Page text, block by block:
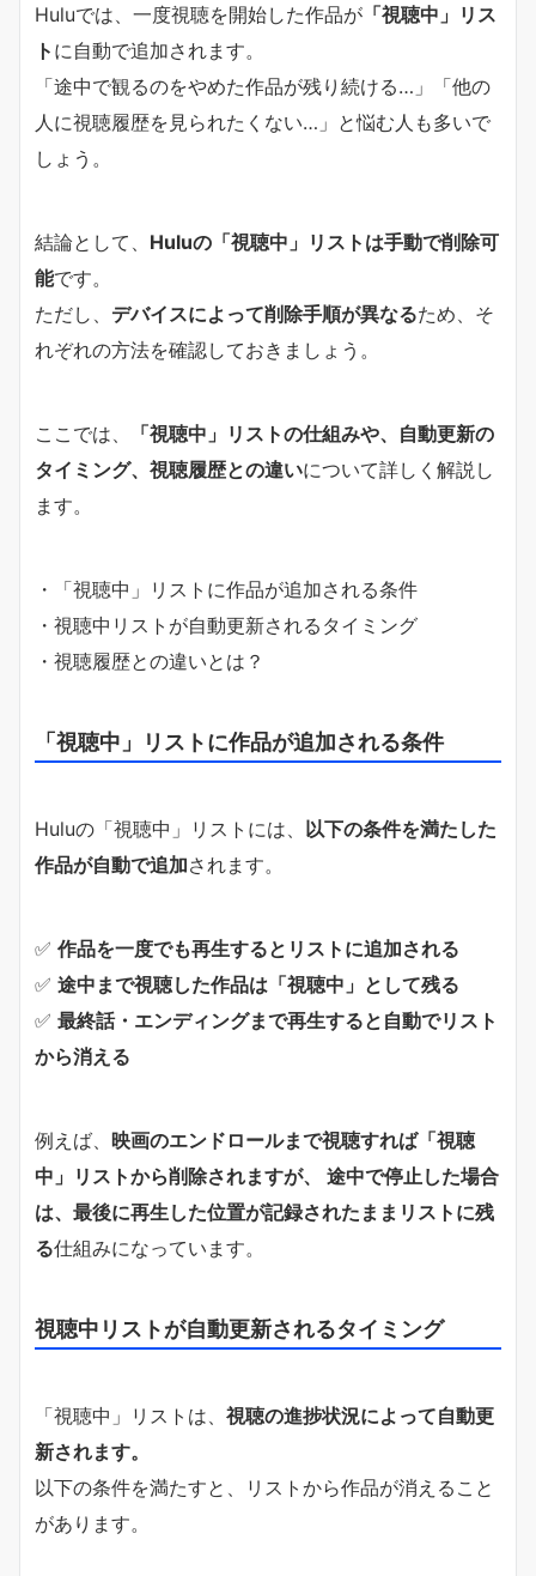
Huluでは、一度視聴を開始した作品が 「視聴中」リス
ト に自動で追加されます。
「途中で観るのをやめた作品が残り続ける…」「他の
人に視聴履歴を見られたくない…」と悩む人も多いで
しょう。
結論として、 Huluの「視聴中」リストは手動で削除可
能です。
ただし、 デバイスによって削除手順が異なるため、そ
れぞれの方法を確認しておきましょう。
ここでは、
「視聴中」リストの仕組みや、自動更新の
タイミング、視聴履歴との違いについて詳しく解説し
ます。
・「視聴中」リストに作品が追加される条件
・視聴中リストが自動更新されるタイミング
・視聴履歴との違いとは？
「視聴中」リストに作品が追加される条件
Huluの「視聴中」リストには、 以下の条件を満たした
作品が自動で追加されます。
✅ 作品を一度でも再生するとリストに追加される
✅ 途中まで視聴した作品は「視聴中」として残る
✅ 最終話・エンディングまで再生すると自動でリスト
から消える
例えば、 映画のエンドロールまで視聴すれば「視聴
中」リストから削除されますが、 途中で停止した場合
は、最後に再生した位置が記録されたままリストに残
る仕組みになっています。
視聴中リストが自動更新されるタイミング
「視聴中」リストは、 視聴の進捗状況によって自動更
新されます。
以下の条件を満たすと、リストから作品が消えること
があります。